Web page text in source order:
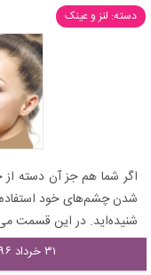
دسته: لنز و عینک
اگر شما هم جز آن دسته از
شنیده‌اید. در این قسمت
۳۱ خرداد ۱۳۹۶ - ۱۵:۰۸